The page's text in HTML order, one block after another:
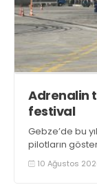
Adrenalin
festival
​​​​​​​Gebze’de bu
pilotların
10 Ağustos